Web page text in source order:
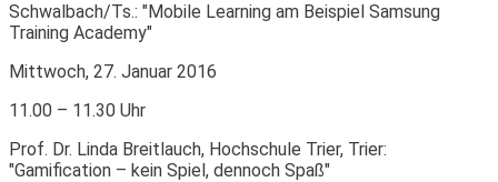
Schwalbach/Ts.: "Mobile Learning am Beispiel Samsung
Training Academy"
Mittwoch, 27. Januar 2016
11.00 – 11.30 Uhr
Prof. Dr. Linda Breitlauch, Hochschule Trier, Trier:
"Gamification – kein Spiel, dennoch Spaß"